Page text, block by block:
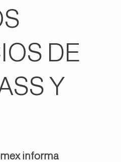
DE
Y
informa